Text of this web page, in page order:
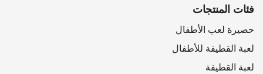
فئات المنتجات
حصيرة لعب الأطفال
لعبة القطيفة للأطفال
لعبة القطيفة